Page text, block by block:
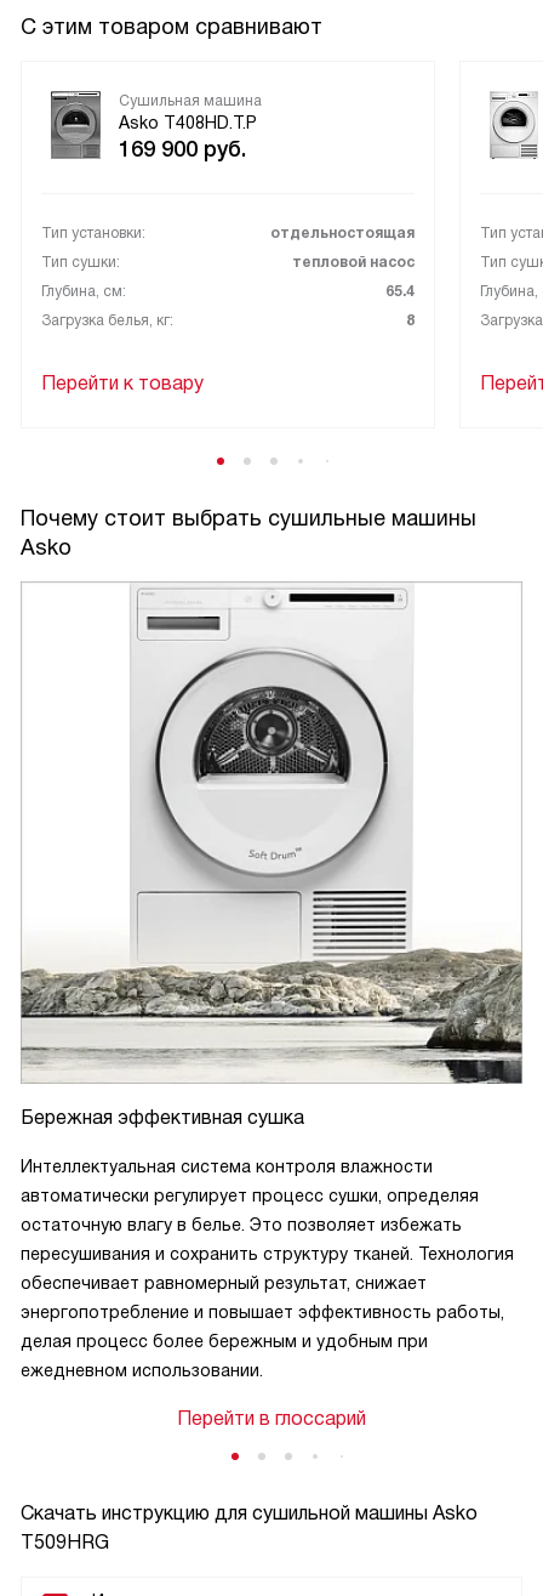
Скачать инструкцию для сушильной машины Asko
T509HRG
С этим товаром сравнивают
Сушильная машина
Asko T408HD.T.P
169 900 руб.
Тип установки:
отдельностоящая
Тип сушки:
тепловой насос
Глубина, см:
65.4
Загрузка белья, кг:
8
Перейти к товару
Тип
Тип
Почему стоит выбрать сушильные машины
Asko
Бережная эффективная сушка
Интеллектуальная система контроля влажности
автоматически регулирует процесс сушки, определяя
остаточную влагу в белье. Это позволяет избежать
пересушивания и сохранить структуру тканей. Технология
обеспечивает равномерный результат, снижает
энергопотребление и повышает эффективность работы,
делая процесс более бережным и удобным при
ежедневном использовании.
Перейти в глоссарий